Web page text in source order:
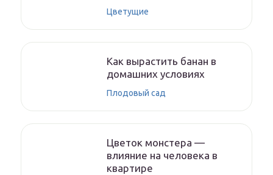
Цветущие
Как вырастить банан в
домашних условиях
Плодовый сад
Цветок монстера —
влияние на человека в
квартире